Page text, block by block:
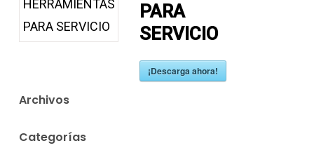
PARA
SERVICIO
¡Descarga ahora!
Archivos
Categorías